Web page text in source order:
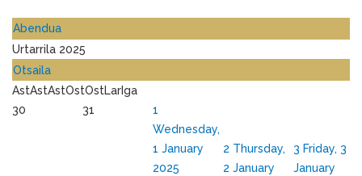
Abendua
Urtarrila 2025
Otsaila
AstAstAstOstOstLarIga
30
31
1
Wednesday,
1 January
2025
2 Thursday,
2 January
3 Friday, 3
January